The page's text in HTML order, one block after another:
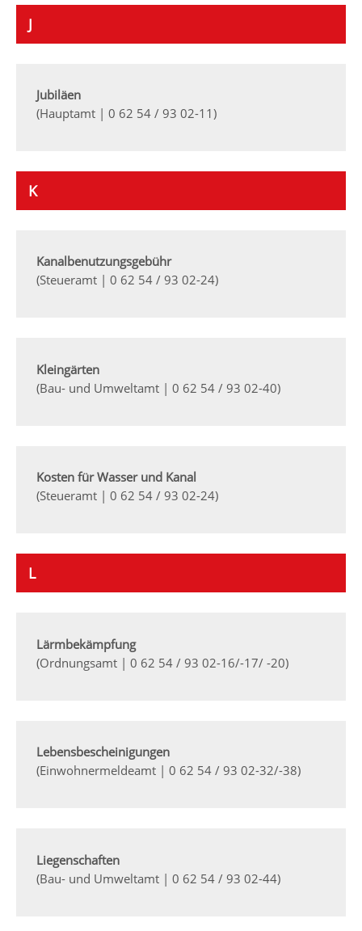
J
Jubiläen
(Hauptamt | 0 62 54 / 93 02-11)
K
Kanalbenutzungsgebühr
(Steueramt | 0 62 54 / 93 02-24)
Kleingärten
(Bau- und Umweltamt | 0 62 54 / 93 02-40)
Kosten für Wasser und Kanal
(Steueramt | 0 62 54 / 93 02-24)
L
Lärmbekämpfung
(Ordnungsamt | 0 62 54 / 93 02-16/-17/ -20)
Lebensbescheinigungen
(Einwohnermeldeamt | 0 62 54 / 93 02-32/-38)
Liegenschaften
(Bau- und Umweltamt | 0 62 54 / 93 02-44)